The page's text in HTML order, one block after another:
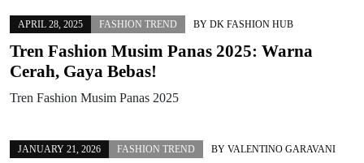
APRIL 28, 2025 FASHION TREND BY DK FASHION HUB
Tren Fashion Musim Panas 2025: Warna
Cerah, Gaya Bebas!
Tren Fashion Musim Panas 2025
JANUARY 21, 2026 FASHION TREND BY VALENTINO GARAVANI